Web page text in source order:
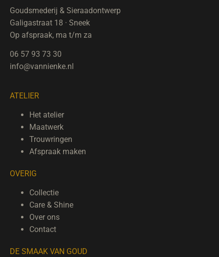
Goudsmederij & Sieraadontwerp
Galigastraat 18 · Sneek
Op afspraak, ma t/m za
06 57 93 73 30
info@vannienke.nl
ATELIER
Het atelier
Maatwerk
Trouwringen
Afspraak maken
OVERIG
Collectie
Care & Shine
Over ons
Contact
DE SMAAK VAN GOUD